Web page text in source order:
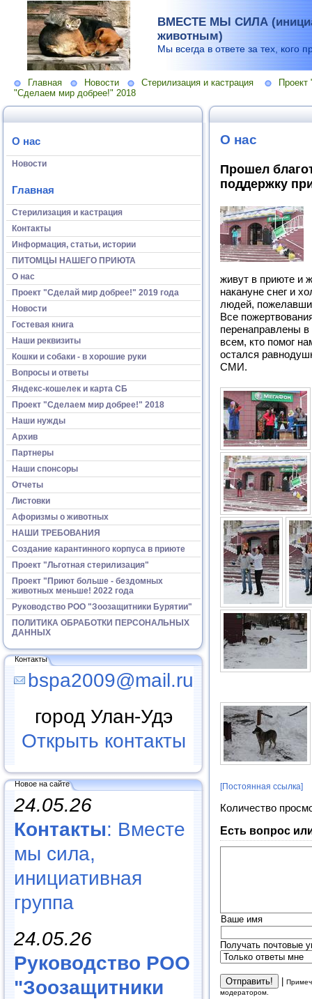
ВМЕСТЕ МЫ СИЛА
животным)
Мы всегда в ответе за тех, кого
Главная Новости Стерилизация и кастрация
"Сделаем мир добрее!" 2018
О нас
Новости
Главная
Стерилизация и кастрация
Контакты
Информация, статьи, истории
ПИТОМЦЫ НАШЕГО ПРИЮТА
О нас
Проект "Сделай мир добрее!" 2019 года
Новости
Гостевая книга
Наши реквизиты
Кошки и собаки - в хорошие руки
Вопросы и ответы
Яндекс-кошелек и карта СБ
Проект "Сделаем мир добрее!" 2018
Наши нужды
Архив
Партнеры
Наши спонсоры
Отчеты
Листовки
Афоризмы о животных
НАШИ ТРЕБОВАНИЯ
Создание карантинного корпуса в приюте
Проект "Льготная стерилизация"
Проект "Приют больше - бездомных
животных меньше! 2022 года
Руководство РОО "Зоозащитники Бурятии"
ПОЛИТИКА ОБРАБОТКИ ПЕРСОНАЛЬНЫХ
ДАННЫХ
Контакты
bspa2009@mail.ru
город Улан-Удэ
Открыть контакты
Новое на сайте
24.05.26
Контакты: Вместе
мы сила,
инициативная
группа
24.05.26
Руководство РОО
"Зоозащитники
О нас
Прошел
поддержку
живут в приюте и
накануне снег и
людей,
Все
перенаправлены
всем, кто помог
остался
СМИ.
[Постоянная ссылка]
Количество
Есть вопрос
Ваше имя
Получать почтовые
|
модератором.